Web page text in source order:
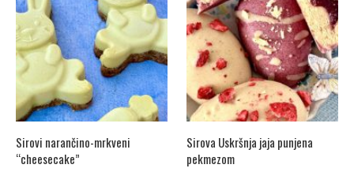
Sirovi narančino-mrkveni
“cheesecake”
Sirova Uskršnja jaja punjena
pekmezom